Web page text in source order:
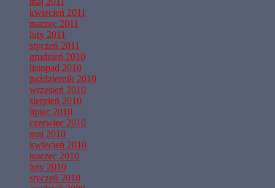
kwiecień 2011
marzec 2011
luty 2011
styczeń 2011
grudzień 2010
listopad 2010
październik 2010
wrzesień 2010
sierpień 2010
lipiec 2010
czerwiec 2010
maj 2010
kwiecień 2010
marzec 2010
luty 2010
styczeń 2010